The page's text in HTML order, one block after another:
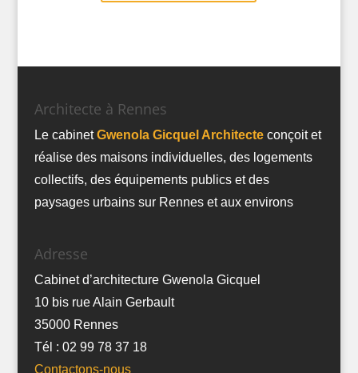
Architecte à Rennes
Le cabinetGwenola Gicquel Architecteconçoit et
réalise des maisons individuelles, des logements
collectifs, des équipements publics et des
paysages urbains sur Rennes et aux environs
Adresse
Cabinet d’architecture Gwenola Gicquel
10 bis rue Alain Gerbault
35000 Rennes
Tél : 02 99 78 37 18
Contactons-nous